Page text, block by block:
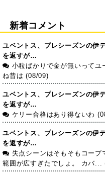
新着コメント
ユベントス、プレシーズンの伊
を返すが…
小粒ばかりで金が無いってユ
ね昔は (08/09)
ユベントス、プレシーズンの伊
を返すが…
ケリー合格はあり得ないわ
ユベントス、プレシーズンの伊
を返すが…
失点シーンはそもそもコー
範囲が広すぎたでしょ。 カバ...